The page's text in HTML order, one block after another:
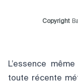
Copyright
L’essence
toute récente